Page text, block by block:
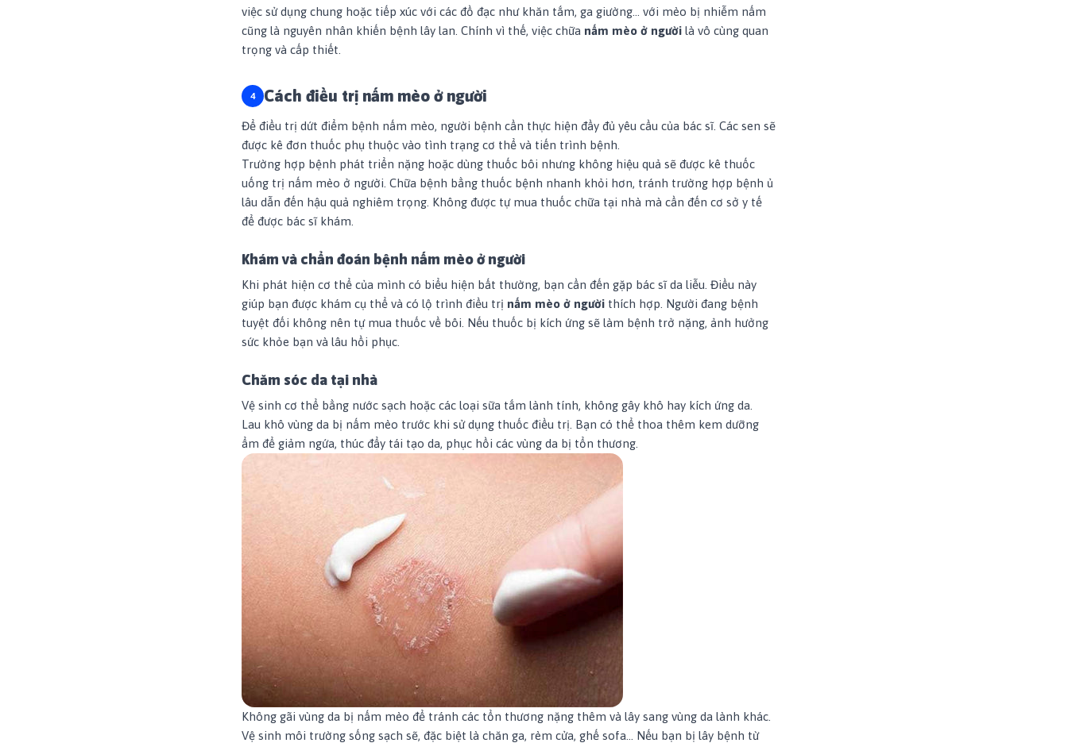
việc sử dụng chung hoặc tiếp xúc với các đồ đạc như khăn tắm, ga giường... với mèo bị nhiễm nấm
cũng là nguyên nhân khiến bệnh lây lan. Chính vì thế, việc chữa nấm mèo ở người là vô cùng quan
trọng và cấp thiết.
Cách điều trị nấm mèo ở người
Để điều trị dứt điểm bệnh nấm mèo, người bệnh cần thực hiện đầy đủ yêu cầu của bác sĩ. Các sen sẽ
được kê đơn thuốc phụ thuộc vào tình trạng cơ thể và tiến trình bệnh.
Trường hợp bệnh phát triển nặng hoặc dùng thuốc bôi nhưng không hiệu quả sẽ được kê thuốc
uống trị nấm mèo ở người. Chữa bệnh bằng thuốc bệnh nhanh khỏi hơn, tránh trường hợp bệnh ủ
lâu dẫn đến hậu quả nghiêm trọng. Không được tự mua thuốc chữa tại nhà mà cần đến cơ sở y tế
để được bác sĩ khám.
Khám và chẩn đoán bệnh nấm mèo ở người
Khi phát hiện cơ thể của mình có biểu hiện bất thường, bạn cần đến gặp bác sĩ da liễu. Điều này
giúp bạn được khám cụ thể và có lộ trình điều trị nấm mèo ở người thích hợp. Người đang bệnh
tuyệt đối không nên tự mua thuốc về bôi. Nếu thuốc bị kích ứng sẽ làm bệnh trở nặng, ảnh hưởng
sức khỏe bạn và lâu hồi phục.
Chăm sóc da tại nhà
Vệ sinh cơ thể bằng nước sạch hoặc các loại sữa tắm lành tính, không gây khô hay kích ứng da.
Lau khô vùng da bị nấm mèo trước khi sử dụng thuốc điều trị. Bạn có thể thoa thêm kem dưỡng
ẩm để giảm ngứa, thúc đẩy tái tạo da, phục hồi các vùng da bị tổn thương.
Không gãi vùng da bị nấm mèo để tránh các tổn thương nặng thêm và lây sang vùng da lành khác.
Vệ sinh môi trường sống sạch sẽ, đặc biệt là chăn ga, rèm cửa, ghế sofa… Nếu bạn bị lây bệnh từ